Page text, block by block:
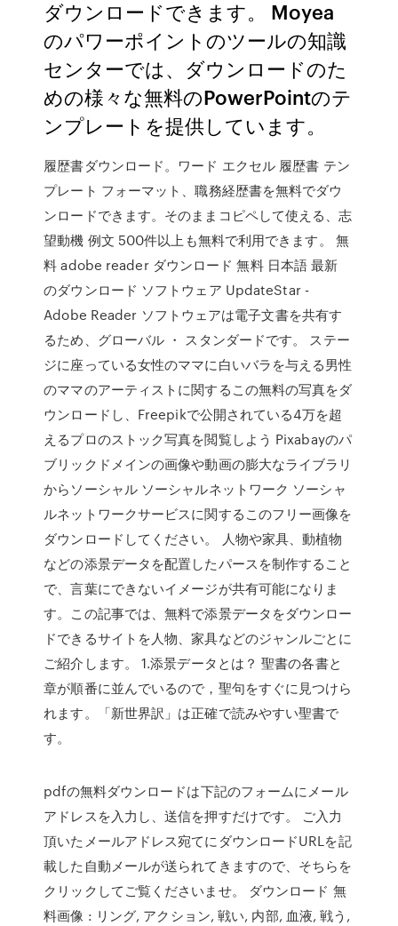
ダウンロードできます。 Moyea
のパワーポイントのツールの知識
センターでは、ダウンロードのた
めの様々な無料のPowerPointのテ
ンプレートを提供しています。
履歴書ダウンロード。ワード エクセル 履歴書 テン
プレート フォーマット、職務経歴書を無料でダウ
ンロードできます。そのままコピペして使える、志
望動機 例文 500件以上も無料で利用できます。 無
料 adobe reader ダウンロード 無料 日本語 最新
のダウンロード ソフトウェア UpdateStar -
Adobe Reader ソフトウェアは電子文書を共有す
るため、グローバル ・ スタンダードです。 ステー
ジに座っている女性のママに白いバラを与える男性
のママのアーティストに関するこの無料の写真をダ
ウンロードし、Freepikで公開されている4万を超
えるプロのストック写真を閲覧しよう Pixabayのパ
ブリックドメインの画像や動画の膨大なライブラリ
からソーシャル ソーシャルネットワーク ソーシャ
ルネットワークサービスに関するこのフリー画像を
ダウンロードしてください。 人物や家具、動植物
などの添景データを配置したパースを制作すること
で、言葉にできないイメージが共有可能になりま
す。この記事では、無料で添景データをダウンロー
ドできるサイトを人物、家具などのジャンルごとに
ご紹介します。 1.添景データとは？ 聖書の各書と
章が順番に並んでいるので，聖句をすぐに見つけら
れます。「新世界訳」は正確で読みやすい聖書で
す。
pdfの無料ダウンロードは下記のフォームにメール
アドレスを入力し、送信を押すだけです。 ご入力
頂いたメールアドレス宛てにダウンロードURLを記
載した自動メールが送られてきますので、そちらを
クリックしてご覧くださいませ。 ダウンロード 無
料画像 : リング, アクション, 戦い, 内部, 血液, 戦う,